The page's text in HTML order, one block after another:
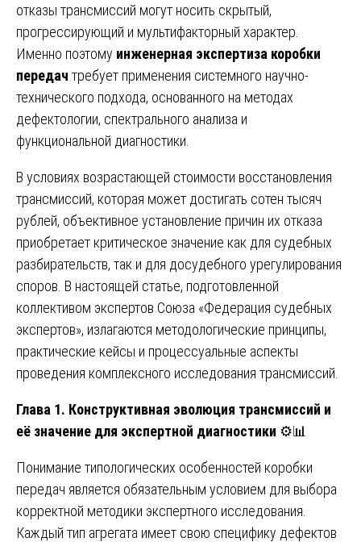
отказы трансмиссий могут носить скрытый,
прогрессирующий и мультифакторный характер.
Именно поэтому инженерная экспертиза коробки
передач требует применения системного научно-
технического подхода, основанного на методах
дефектологии, спектрального анализа и
функциональной диагностики.
В условиях возрастающей стоимости восстановления
трансмиссий, которая может достигать сотен тысяч
рублей, объективное установление причин их отказа
приобретает критическое значение как для судебных
разбирательств, так и для досудебного урегулирования
споров. В настоящей статье, подготовленной
коллективом экспертов Союза «Федерация судебных
экспертов», излагаются методологические принципы,
практические кейсы и процессуальные аспекты
проведения комплексного исследования трансмиссий.
Глава 1. Конструктивная эволюция трансмиссий и
её значение для экспертной диагностики ⚙️📊
Понимание типологических особенностей коробки
передач является обязательным условием для выбора
корректной методики экспертного исследования.
Каждый тип агрегата имеет свою специфику дефектов